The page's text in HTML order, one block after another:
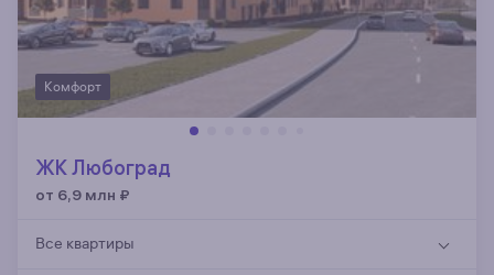
Комфорт
ЖК Любоград
от 6,9 млн ₽
Все квартиры